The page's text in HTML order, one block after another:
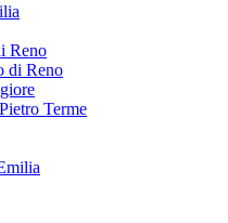
Reno
di Reno
Terme